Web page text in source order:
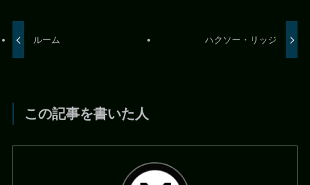
ルーム ハクソー・リッジ
この記事を書いた人